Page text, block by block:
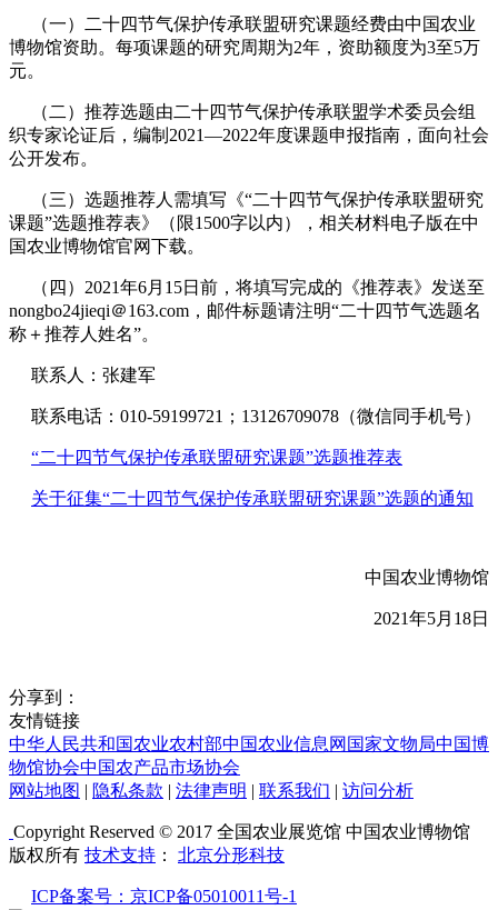
（一）二十四节气保护传承联盟研究课题经费由中国农业
博物馆资助。每项课题的研究周期为2年，资助额度为3至5万
元。
（二）推荐选题由二十四节气保护传承联盟学术委员会组
织专家论证后，编制2021—2022年度课题申报指南，面向社会
公开发布。
（三）选题推荐人需填写《“二十四节气保护传承联盟研究
课题”选题推荐表》（限1500字以内），相关材料电子版在中
国农业博物馆官网下载。
（四）2021年6月15日前，将填写完成的《推荐表》发送至
nongbo24jieqi＠163.com，邮件标题请注明“二十四节气选题名
称＋推荐人姓名”。
联系人：张建军
联系电话：010-59199721；13126709078（微信同手机号）
“二十四节气保护传承联盟研究课题”选题推荐表
关于征集“二十四节气保护传承联盟研究课题”选题的通知
中国农业博物馆
2021年5月18日
分享到：
友情链接
中华人民共和国农业农村部中国农业信息网 国家文物局中国博
物馆协会中国农产品市场协会
网站地图 | 隐私条款 | 法律声明 | 联系我们 | 访问分析
Copyright Reserved © 2017 全国农业展览馆 中国农业博物馆
版权所有 技术支持 ： 北京分形科技
ICP备案号：京ICP备05010011号-1